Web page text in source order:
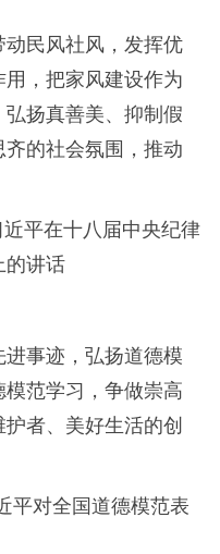
民风社风，发挥优
，把家风建设作为
扬真善美、抑制假
的社会氛围，推动
平在十八届中央纪律
的讲话
事迹，弘扬道德模
范学习，争做崇高
者、美好生活的创
平对全国道德模范表